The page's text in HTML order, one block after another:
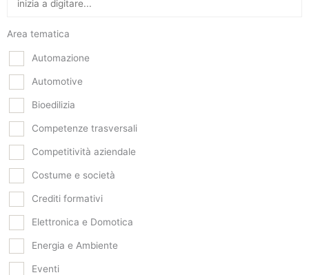
Area tematica
Automazione
Automotive
Bioedilizia
Competenze trasversali
Competitività aziendale
Costume e società
Crediti formativi
Elettronica e Domotica
Energia e Ambiente
Eventi